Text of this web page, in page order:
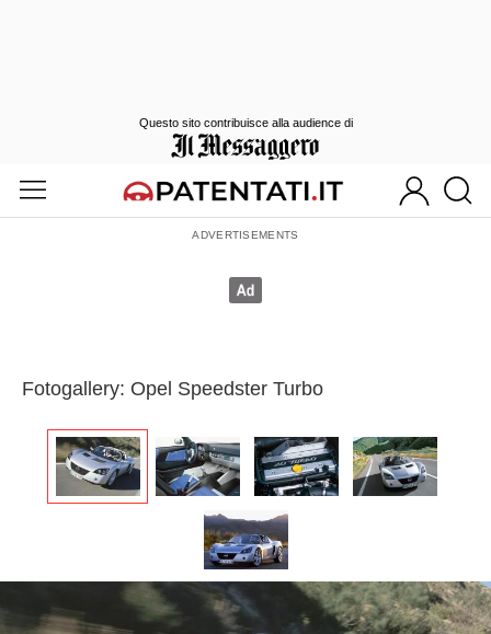
Fotogallery: Opel Speedster Turbo
Questo sito contribuisce alla audience di